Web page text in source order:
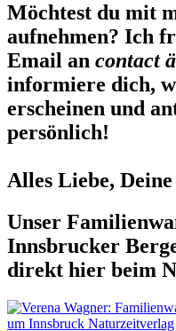
Möchtest du mit
aufnehmen? Ich
Email an contact
informiere dich,
erscheinen und
persönlich!
Alles Liebe,
Unser
Innsbrucker
direkt hier beim